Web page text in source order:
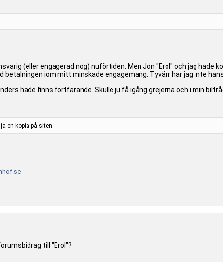
(eller engagerad nog) nuförtiden. Men Jon "Erol" och jag hade
betalningen iom mitt minskade engagemang. Tyvärr har jag inte
hade finns fortfarande. Skulle ju få igång grejerna och i min
en kopia på siten.
till "Erol"?